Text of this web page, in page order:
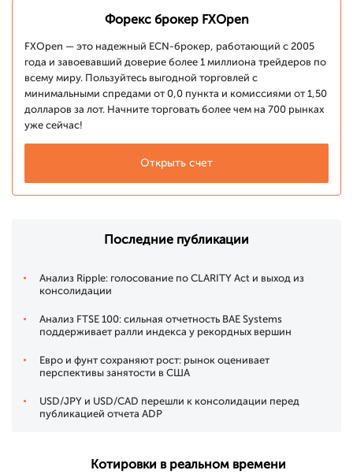
Форекс брокер FXOpen
FXOpen — это надежный ECN-брокер, работающий с 2005
года и завоевавший доверие более 1 миллиона трейдеров по
всему миру. Пользуйтесь выгодной торговлей с
минимальными спредами от 0,0 пункта и комиссиями от 1,50
долларов за лот. Начните торговать более чем на 700 рынках
уже сейчас!
Открыть счет
Последние публикации
Анализ Ripple: голосование по CLARITY Act и выход из
консолидации
Анализ FTSE 100: сильная отчетность BAE Systems
поддерживает ралли индекса у рекордных вершин
Евро и фунт сохраняют рост: рынок оценивает
перспективы занятости в США
USD/JPY и USD/CAD перешли к консолидации перед
публикацией отчета ADP
Котировки в реальном времени